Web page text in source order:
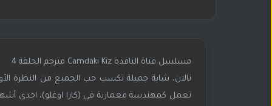
مسلسل فتاة النافذة Camdaki Kiz مترجم الحلقة 4
نالان، شابة جميلة تكسب حب الجميع من النظرة
تعمل كمهندسة معمارية في (كارا اوغلو)، احدى